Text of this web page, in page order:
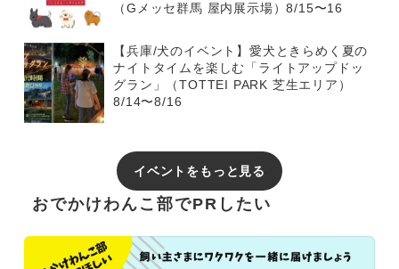
（Gメッセ群馬 屋内展示場）8/15〜16
【兵庫/犬のイベント】愛犬ときらめく夏の
ナイトタイムを楽しむ「ライトアップドッ
グラン」（TOTTEI PARK 芝生エリア）
8/14〜8/16
イベントをもっと見る
おでかけわんこ部でPRしたい